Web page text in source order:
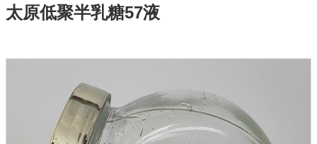
太原低聚半乳糖57液